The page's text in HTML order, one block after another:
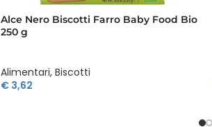
Alce Nero Biscotti Farro Baby Food Bio
250 g
Alimentari, Biscotti
€3,62